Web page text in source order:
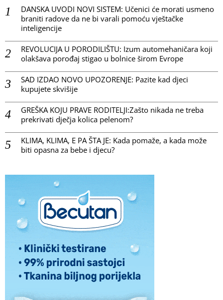
DANSKA UVODI NOVI SISTEM: Učenici će morati usmeno
braniti radove da ne bi varali pomoću vještačke
inteligencije
REVOLUCIJA U PORODILIŠTU: Izum automehaničara koji
olakšava porođaj stigao u bolnice širom Evrope
SAD IZDAO NOVO UPOZORENJE: Pazite kad djeci
kupujete skvišije
GREŠKA KOJU PRAVE RODITELJI:Zašto nikada ne treba
prekrivati dječja kolica pelenom?
KLIMA, KLIMA, E PA ŠTA JE: Kada pomaže, a kada može
biti opasna za bebe i djecu?